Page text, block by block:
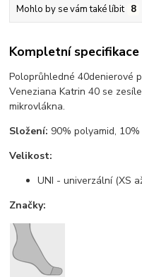
Mohlo by se vám také líbit 8
Kompletní specifikace
Poloprůhledné 40denierové
Veneziana Katrin 40 se
mikrovlákna.
Složení: 90% polyamid,
Velikost:
UNI - univerzální (XS
Značky: